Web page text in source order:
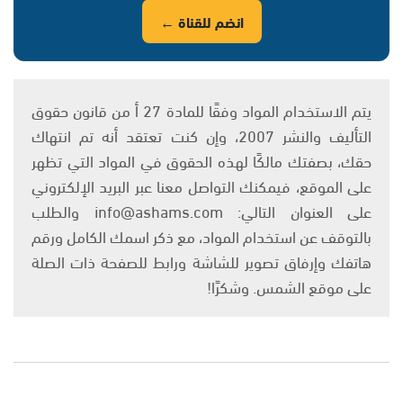
انضم للقناة ←
يتم الاستخدام المواد وفقًا للمادة 27 أ من قانون حقوق
التأليف والنشر 2007، وإن كنت تعتقد أنه تم انتهاك
حقك، بصفتك مالكًا لهذه الحقوق في المواد التي تظهر
على الموقع، فيمكنك التواصل معنا عبر البريد الإلكتروني
على العنوان التالي: info@ashams.com والطلب
بالتوقف عن استخدام المواد، مع ذكر اسمك الكامل ورقم
هاتفك وإرفاق تصوير للشاشة ورابط للصفحة ذات الصلة
على موقع الشمس. وشكرًا!